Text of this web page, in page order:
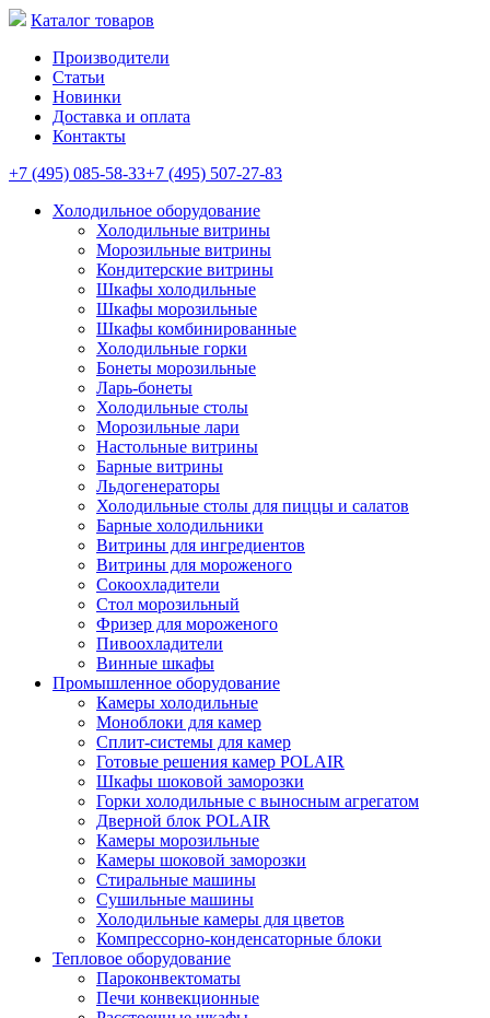
Каталог товаров
Производители
Статьи
Новинки
Доставка и оплата
Контакты
+7 (495) 085-58-33+7 (495) 507-27-83
Холодильное оборудование
Холодильные витрины
Морозильные витрины
Кондитерские витрины
Шкафы холодильные
Шкафы морозильные
Шкафы комбинированные
Холодильные горки
Бонеты морозильные
Ларь-бонеты
Холодильные столы
Морозильные лари
Настольные витрины
Барные витрины
Льдогенераторы
Холодильные столы для пиццы и салатов
Барные холодильники
Витрины для ингредиентов
Витрины для мороженого
Сокоохладители
Стол морозильный
Фризер для мороженого
Пивоохладители
Винные шкафы
Промышленное оборудование
Камеры холодильные
Моноблоки для камер
Сплит-системы для камер
Готовые решения камер POLAIR
Шкафы шоковой заморозки
Горки холодильные с выносным агрегатом
Дверной блок POLAIR
Камеры морозильные
Камеры шоковой заморозки
Стиральные машины
Сушильные машины
Холодильные камеры для цветов
Компрессорно-конденсаторные блоки
Тепловое оборудование
Пароконвектоматы
Печи конвекционные